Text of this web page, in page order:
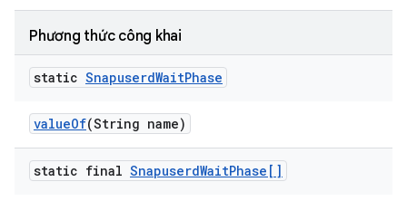
Phương thức công khai
static SnapuserdWaitPhase
valueOf(String name)
static final SnapuserdWaitPhase[]